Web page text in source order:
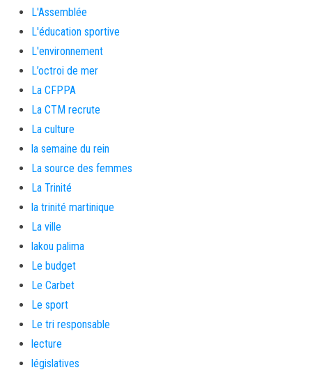
L'Assemblée
L'éducation sportive
L'environnement
L’octroi de mer
La CFPPA
La CTM recrute
La culture
la semaine du rein
La source des femmes
La Trinité
la trinité martinique
La ville
lakou palima
Le budget
Le Carbet
Le sport
Le tri responsable
lecture
législatives